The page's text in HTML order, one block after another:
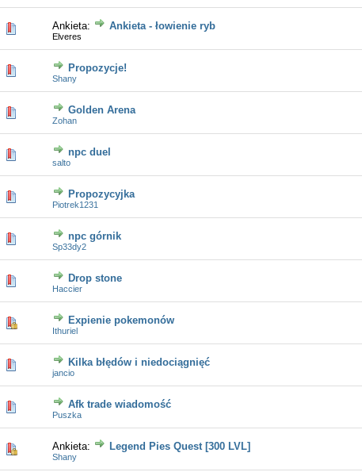
Ankieta: Ankieta - łowienie ryb
Elveres
0 głosów - średnia ocena: 0 na 5 gwiazdek
12345
Propozycje!
Shany
0 głosów - średnia ocena: 0 na 5 gwiazdek
Golden Arena
Zohan
0 głosów - średnia ocena: 0 na 5 gwiazdek
npc duel
salto
0 głosów - średnia ocena: 0 na 5 gwiazdek
Propozycyjka
Piotrek1231
0 głosów - średnia ocena: 0 na 5 gwiazdek
npc górnik
Sp33dy2
0 głosów - średnia ocena: 0 na 5 gwiazdek
Drop stone
Haccier
0 głosów - średnia ocena: 0 na 5 gwiazdek
Expienie pokemonów
Ithuriel
0 głosów - średnia ocena: 0 na 5 gwiazdek
Kilka błędów i niedociągnięć
jancio
0 głosów - średnia ocena: 0 na 5 gwiazdek
12345
Afk trade wiadomość
Puszka
0 głosów - średnia ocena: 0 na 5 gwiazdek
Ankieta: Legend Pies Quest [300 LVL]
Shany
0 głosów - średnia ocena: 0 na 5 gwiazdek
12345